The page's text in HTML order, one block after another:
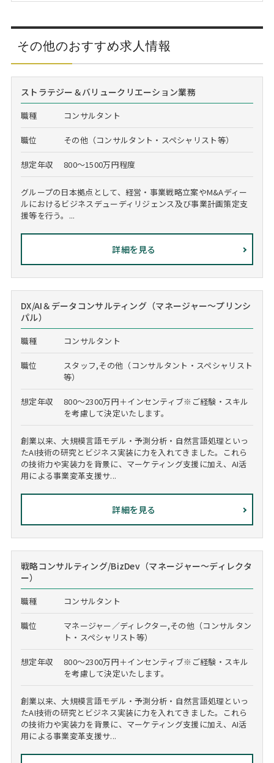
その他のおすすめ求人情報
ストラテジー＆バリュークリエーション業務
職種 コンサルタント
職位 その他（コンサルタント・スペシャリスト等）
想定年収 800～1500万円程度
グループの日本拠点として、経営・事業戦略立案やM&Aディー
ルにおけるビジネスデューディリジェンス及び事業計画策定支
援等を行う。...
詳細を見る
DX/AI＆データコンサルティング（マネージャー～プリンシ
パル）
職種 コンサルタント
職位
スタッフ,その他（コンサルタント・スペシャリスト
等）
想定年収
800～2300万円＋インセンティブ※ご経験・スキル
を考慮して決定いたします。
創業以来、大規模言語モデル・予測分析・自然言語処理といっ
たAI技術の研究とビジネス実装に力を入れてきました。これら
の技術力や実装力を背景に、マーケティング支援に加え、AI活
用による事業変革支援サ...
詳細を見る
戦略コンサルティング/BizDev（マネージャー～ディレクタ
ー）
職種 コンサルタント
職位
マネージャー／ディレクター,その他（コンサルタン
ト・スペシャリスト等）
想定年収
800～2300万円＋インセンティブ※ご経験・スキル
を考慮して決定いたします。
創業以来、大規模言語モデル・予測分析・自然言語処理といっ
たAI技術の研究とビジネス実装に力を入れてきました。これら
の技術力や実装力を背景に、マーケティング支援に加え、AI活
用による事業変革支援サ...